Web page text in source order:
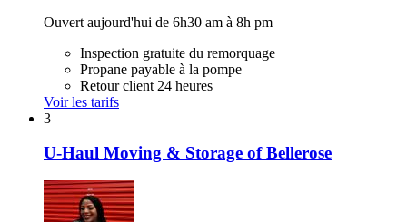
Ouvert aujourd'hui de 6h30 am à 8h pm
Inspection gratuite du remorquage
Propane payable à la pompe
Retour client 24 heures
Voir les tarifs
3
U-Haul Moving & Storage of Bellerose